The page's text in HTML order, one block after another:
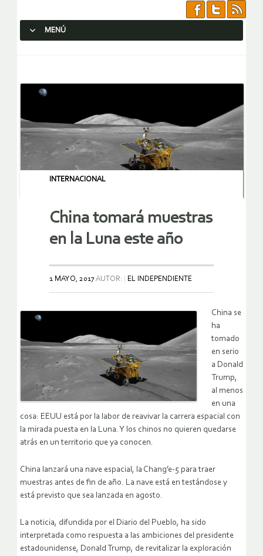
MENÚ
INTERNACIONAL
China tomará muestras
en la Luna este año
1 MAYO, 2017AUTOR: EL INDEPENDIENTE
China se
ha
tomado
en serio
a Donald
Trump,
al menos
en una
cosa: EEUU está por la labor de reavivar la carrera espacial con
la mirada puesta en la Luna. Y los chinos no quieren quedarse
atrás en un territorio que ya conocen.
China lanzará una nave espacial, la Chang’e-5 para traer
muestras antes de fin de año. La nave está en testándose y
está previsto que sea lanzada en agosto.
La noticia, difundida por el Diario del Pueblo, ha sido
interpretada como respuesta a las ambiciones del presidente
estadounidense, Donald Trump, de revitalizar la exploración